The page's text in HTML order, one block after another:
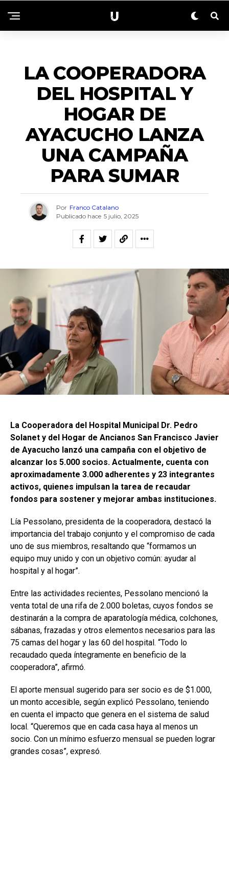
LA COOPERADORA
DEL HOSPITAL Y
HOGAR DE
AYACUCHO LANZA
UNA CAMPAÑA
PARA SUMAR
Por Franco Catalano
Publicado hace 5 julio, 2025
La Cooperadora del Hospital Municipal Dr. Pedro
Solanet y del Hogar de Ancianos San Francisco Javier
de Ayacucho lanzó una campaña con el objetivo de
alcanzar los 5.000 socios. Actualmente, cuenta con
aproximadamente 3.000 adherentes y 23 integrantes
activos, quienes impulsan la tarea de recaudar
fondos para sostener y mejorar ambas instituciones.
Lía Pessolano, presidenta de la cooperadora, destacó la
importancia del trabajo conjunto y el compromiso de cada
uno de sus miembros, resaltando que “formamos un
equipo muy unido y con un objetivo común: ayudar al
hospital y al hogar”.
Entre las actividades recientes, Pessolano mencionó la
venta total de una rifa de 2.000 boletas, cuyos fondos se
destinarán a la compra de aparatología médica, colchones,
sábanas, frazadas y otros elementos necesarios para las
75 camas del hogar y las 60 del hospital. “Todo lo
recaudado queda íntegramente en beneficio de la
cooperadora”, afirmó.
El aporte mensual sugerido para ser socio es de $1.000,
un monto accesible, según explicó Pessolano, teniendo
en cuenta el impacto que genera en el sistema de salud
local. “Queremos que en cada casa haya al menos un
socio. Con un mínimo esfuerzo mensual se pueden lograr
grandes cosas”, expresó.